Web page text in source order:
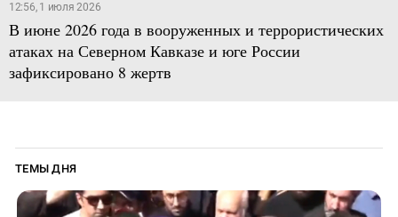
12:56, 1 июля 2026
В июне 2026 года в вооруженных и террористических
атаках на Северном Кавказе и юге России
зафиксировано 8 жертв
ТЕМЫ ДНЯ